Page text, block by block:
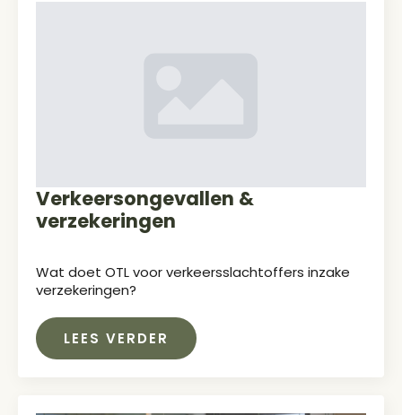
Verkeersongevallen &
verzekeringen
Wat doet OTL voor verkeersslachtoffers inzake
verzekeringen?
LEES VERDER